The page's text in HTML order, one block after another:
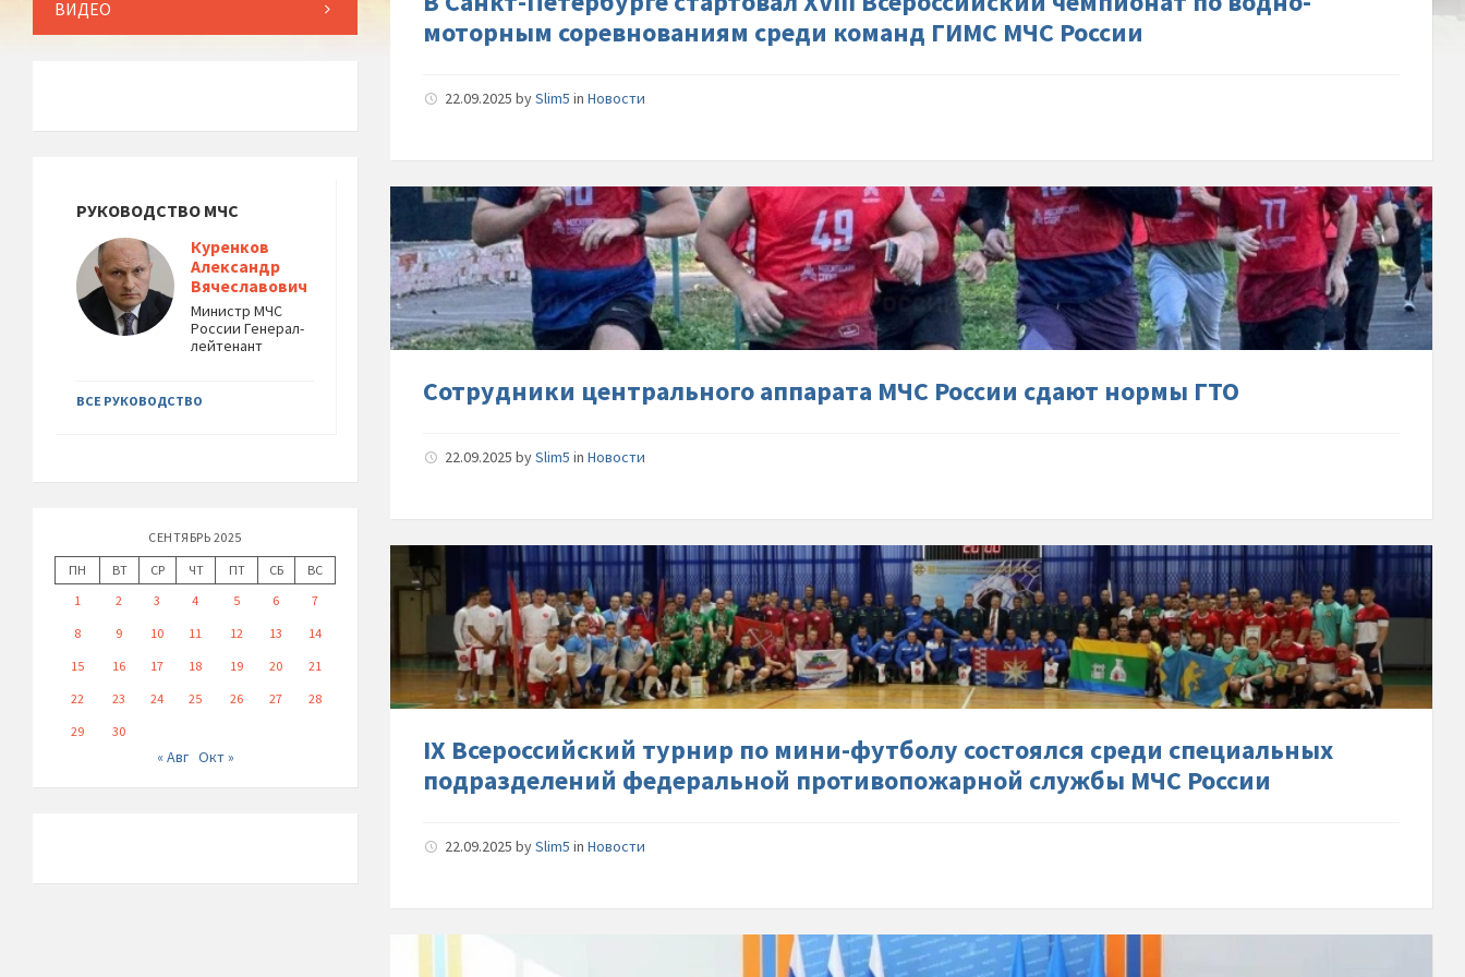
моторным-
России
моторным соревнованиям среди команд ГИМС МЧС России
22.09.2025bySlim5 inНовости
Сотрудники-
центрального-
аппарата-
МЧС-
России-
сдают-
нормы-
ГТО
Сотрудники центрального аппарата МЧС России сдают нормы ГТО
22.09.2025bySlim5 inНовости
ix-
Всероссийский-
турнир-
по-
мини-
футболу-
состоялся-
среди-
специальных-
подразделений-
IX Всероссийский турнир по мини-футболу состоялся среди специальных
подразделений федеральной противопожарной службы МЧС России
22.09.2025bySlim5 inНовости
В-
МЧС-
ВИДЕО
РУКОВОДСТВО МЧС
Куренков
Александр
Вячеславович
Министр МЧС
России Генерал-
лейтенант
ВСЕ РУКОВОДСТВО
СЕНТЯБРЬ 2025
ПН
ВТ СР ЧТ ПТ СБ
ВС
1
2 3 4 5 6
7
8
9 10 11 12 13
14
15
16 17 18 19 20
21
22
23 24 25 26 27
28
29
30
« Авг Окт »